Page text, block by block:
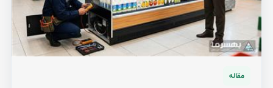
مقاله